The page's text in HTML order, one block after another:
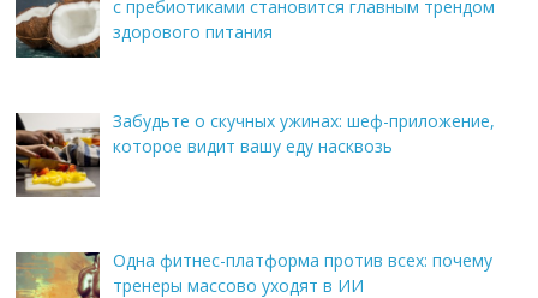
с пребиотиками становится главным трендом
здорового питания
Забудьте о скучных ужинах: шеф-приложение,
которое видит вашу еду насквозь
Одна фитнес-платформа против всех: почему
тренеры массово уходят в ИИ